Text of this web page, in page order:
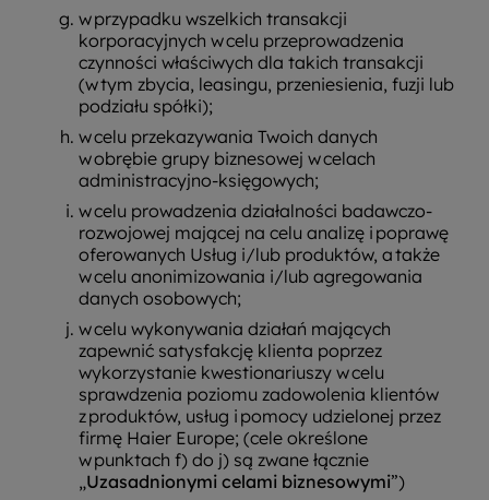
w przypadku wszelkich transakcji
korporacyjnych w celu przeprowadzenia
czynności właściwych dla takich transakcji
(w tym zbycia, leasingu, przeniesienia, fuzji lub
podziału spółki);
w celu przekazywania Twoich danych
w obrębie grupy biznesowej w celach
administracyjno-księgowych;
w celu prowadzenia działalności badawczo-
rozwojowej mającej na celu analizę i poprawę
oferowanych Usług i/lub produktów, a także
w celu anonimizowania i/lub agregowania
danych osobowych;
w celu wykonywania działań mających
zapewnić satysfakcję klienta poprzez
wykorzystanie kwestionariuszy w celu
sprawdzenia poziomu zadowolenia klientów
z produktów, usług i pomocy udzielonej przez
firmę Haier Europe; (cele określone
w punktach f) do j) są zwane łącznie
„Uzasadnionymi celami biznesowymi”)